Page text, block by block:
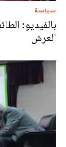
سياسة
بالفيديو:
العرش